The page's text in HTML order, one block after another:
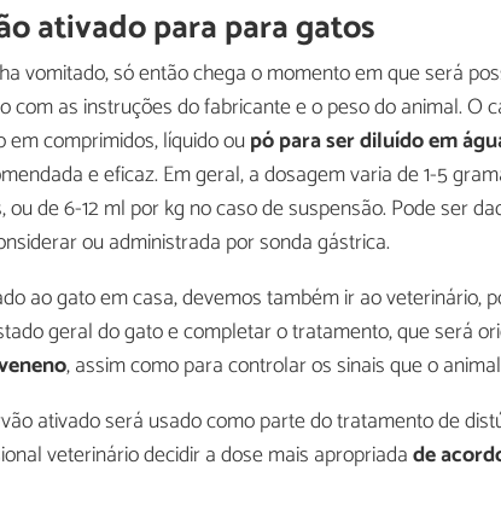
ativado para para gatos
vomitado, só então chega o momento em que será
com as instruções do fabricante e o peso do animal. O
comprimidos, líquido oupó para ser diluído em
e eficaz. Em geral, a dosagem varia de 1-5
de 6-12 ml por kg no caso de suspensão. Pode ser
ou administrada por sonda gástrica.
ao gato em casa, devemos também ir ao veterinário,
geral do gato e completar o tratamento, que será
, assim como para controlar os sinais que o
ativado será usado como parte do tratamento de
veterinário decidir a dose mais apropriadade